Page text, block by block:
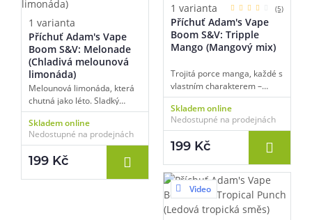
1 varianta
Příchuť Adam's Vape
Boom S&V: Melonade
(Chladivá melounová
limonáda)
Melounová limonáda, která
chutná jako léto. Sladký
meloun, citrusová šťáva a
jemná chladivá perlivost –
bublavá slast na jazyku.
Skladem online
Nedostupné na prodejnách
199 Kč
1 varianta (5)
Příchuť Adam's Vape
Boom S&V: Tripple
Mango (Mangový mix)
Trojitá porce manga, každé s
vlastním charakterem –
sladké, šťavnaté, zralé, s
kapkou ledu. Víc mango už to
být nemůže. Explozivní
Skladem online
Nedostupné na prodejnách
199 Kč
Video